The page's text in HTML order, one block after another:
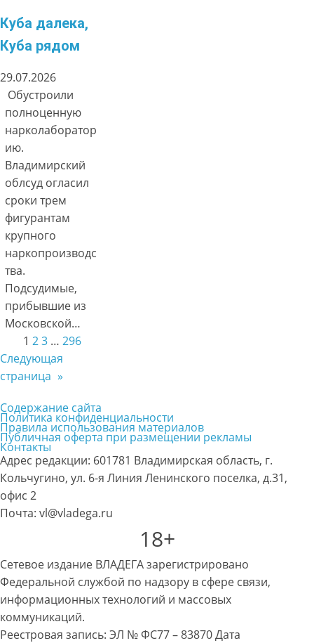
Куба далека,
Куба рядом
29.07.2026
Обустроили
полноценную
нарколаборатор
ию.
Владимирский
облсуд огласил
сроки трем
фигурантам
крупного
наркопроизводс
тва.
Подсудимые,
прибывшие из
Московской…
1 23 … 296
Следующая
страница »
Содержание сайта
Политика конфиденциальности
Правила использования материалов
Публичная оферта при размещении рекламы
Контакты
Адрес редакции: 601781 Владимирская область, г.
Кольчугино, ул. 6-я Линия Ленинского поселка, д.31,
офис 2
Почта: vl@vladega.ru
18+
Сетевое издание ВЛАДЕГА зарегистрировано
Федеральной службой по надзору в сфере связи,
информационных технологий и массовых
коммуникаций.
Реестровая запись: ЭЛ № ФС77 – 83870 Дата